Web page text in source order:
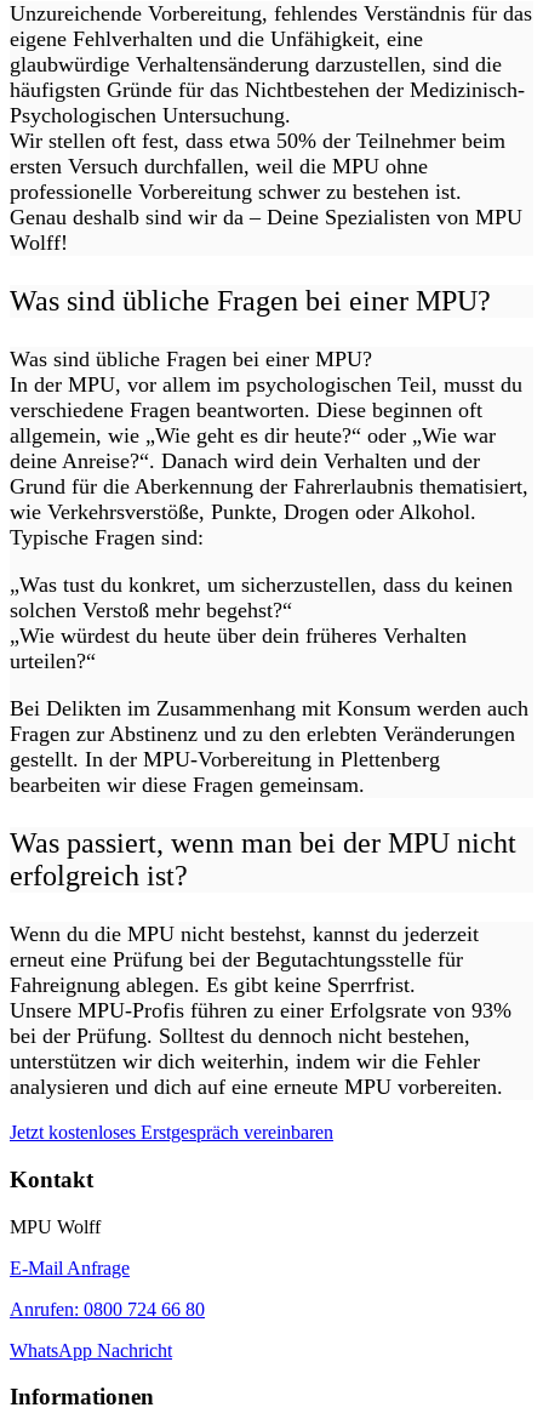
Unzureichende Vorbereitung, fehlendes Verständnis für das
eigene Fehlverhalten und die Unfähigkeit, eine
glaubwürdige Verhaltensänderung darzustellen, sind die
häufigsten Gründe für das Nichtbestehen der Medizinisch-
Psychologischen Untersuchung.
Wir stellen oft fest, dass etwa 50% der Teilnehmer beim
ersten Versuch durchfallen, weil die MPU ohne
professionelle Vorbereitung schwer zu bestehen ist.
Genau deshalb sind wir da – Deine Spezialisten von MPU
Wolff!
Was sind übliche Fragen bei einer MPU?
Was sind übliche Fragen bei einer MPU?
In der MPU, vor allem im psychologischen Teil, musst du
verschiedene Fragen beantworten. Diese beginnen oft
allgemein, wie „Wie geht es dir heute?“ oder „Wie war
deine Anreise?“. Danach wird dein Verhalten und der
Grund für die Aberkennung der Fahrerlaubnis thematisiert,
wie Verkehrsverstöße, Punkte, Drogen oder Alkohol.
Typische Fragen sind:
„Was tust du konkret, um sicherzustellen, dass du keinen
solchen Verstoß mehr begehst?“
„Wie würdest du heute über dein früheres Verhalten
urteilen?“
Bei Delikten im Zusammenhang mit Konsum werden auch
Fragen zur Abstinenz und zu den erlebten Veränderungen
gestellt. In der MPU-Vorbereitung in Plettenberg
bearbeiten wir diese Fragen gemeinsam.
Was passiert, wenn man bei der MPU nicht
erfolgreich ist?
Wenn du die MPU nicht bestehst, kannst du jederzeit
erneut eine Prüfung bei der Begutachtungsstelle für
Fahreignung ablegen. Es gibt keine Sperrfrist.
Unsere MPU-Profis führen zu einer Erfolgsrate von 93%
bei der Prüfung. Solltest du dennoch nicht bestehen,
unterstützen wir dich weiterhin, indem wir die Fehler
analysieren und dich auf eine erneute MPU vorbereiten.
Jetzt kostenloses Erstgespräch vereinbaren
Kontakt
MPU Wolff
E-Mail Anfrage
Anrufen: 0800 724 66 80
WhatsApp Nachricht
Informationen